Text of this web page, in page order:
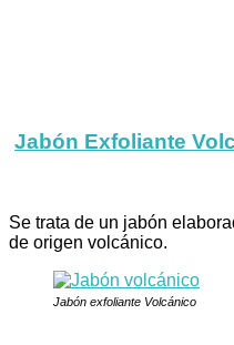
Jabón Exfoliante
Se trata de un jabón
de origen volcánico.
Jabón exfoliante Volcánico